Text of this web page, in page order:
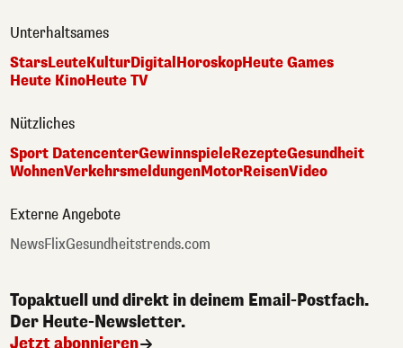
Unterhaltsames
StarsLeuteKulturDigital HoroskopHeute Games
Heute KinoHeute TV
Nützliches
Sport DatencenterGewinnspieleRezepteGesundheit
WohnenVerkehrsmeldungenMotorReisenVideo
Externe Angebote
NewsFlixGesundheitstrends.com
Topaktuell und direkt in deinem Email-Postfach.
Der Heute-Newsletter.
Jetzt abonnieren